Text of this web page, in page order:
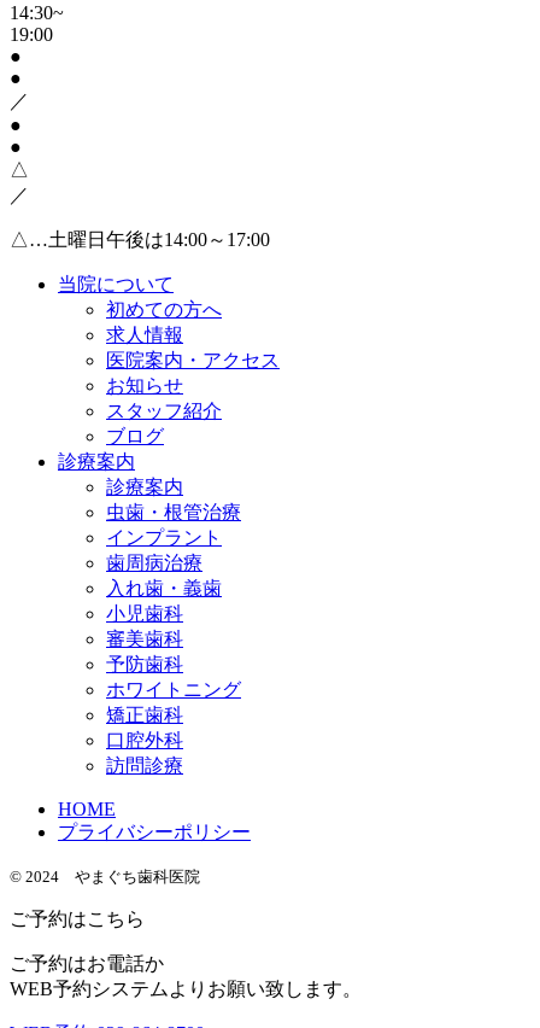
14:30~
19:00
●
●
／
●
●
△
／
△…土曜日午後は14:00～17:00
当院について
初めての方へ
求人情報
医院案内・アクセス
お知らせ
スタッフ紹介
ブログ
診療案内
診療案内
虫歯・根管治療
インプラント
歯周病治療
入れ歯・義歯
小児歯科
審美歯科
予防歯科
ホワイトニング
矯正歯科
口腔外科
訪問診療
HOME
プライバシーポリシー
© 2024 やまぐち歯科医院
ご予約はこちら
ご予約はお電話か
WEB予約システムよりお願い致します。